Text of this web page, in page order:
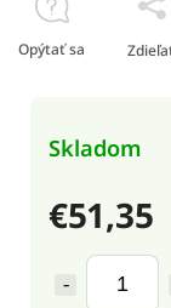
€51,35
Skladom
Opýtať sa